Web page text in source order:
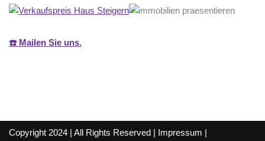
☎️ Mailen Sie uns.
Copyright 2024 | All Rights Reserved | Impressum |